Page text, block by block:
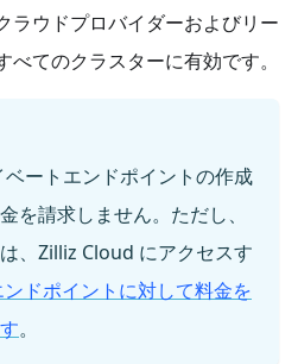
ラウドプロバイダーおよびリー
てのクラスターに有効です。
ートエンドポイントの作成
を請求しません。ただし、
、Zilliz Cloud にアクセスす
ドポイントに対して料金を
。